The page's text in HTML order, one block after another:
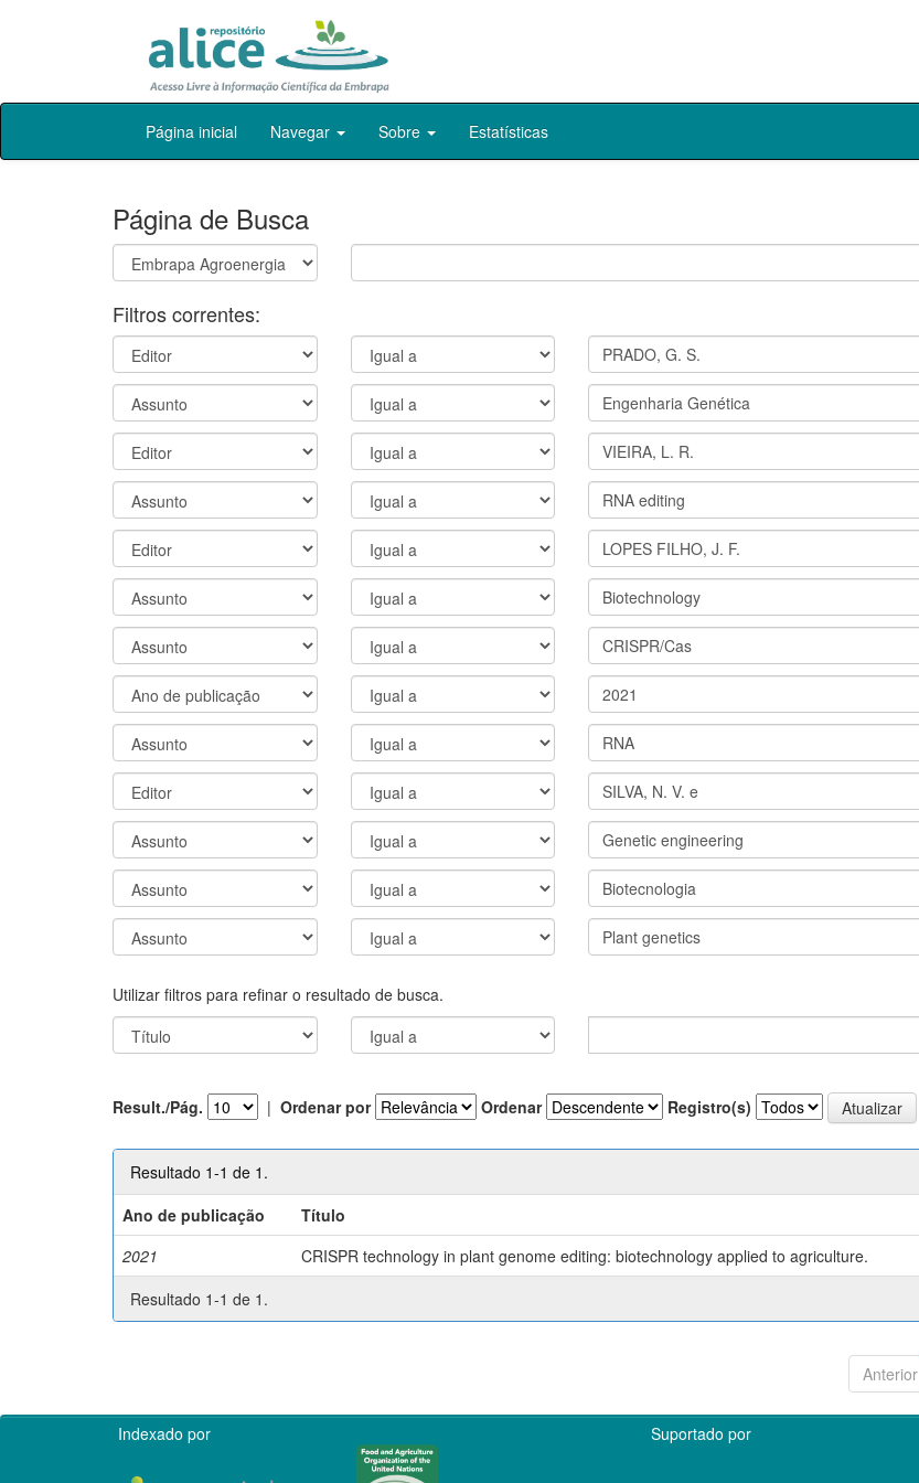
Skip
Página inicial Navegar Sobre Estatísticas
Página de Busca
Filtros correntes:
Utilizar filtros para refinar o resultado de busca.
Result./Pág. | Ordenar por Ordenar Registro(s)
Resultado 1-1 de 1.
Ano de publicação
Título
2021
CRISPR technology in plant genome editing: biotechnology applied to agriculture.
Resultado 1-1 de 1.
Anterior
Indexado por Suportado por